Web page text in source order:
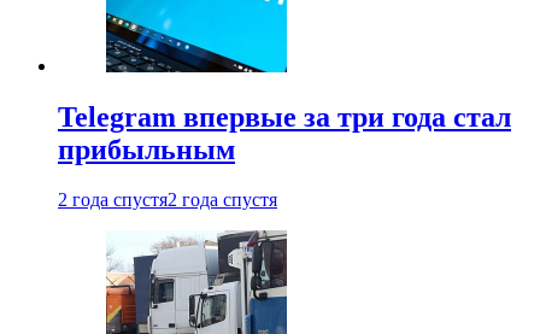
Telegram впервые за три года стал
прибыльным
2 года спустя2 года спустя